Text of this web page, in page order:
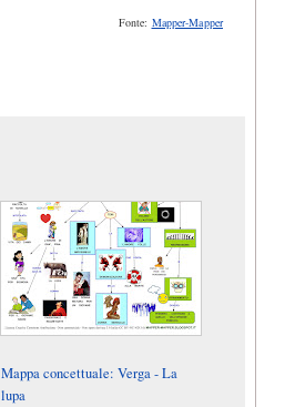
Fonte: Mapper-Mapper
Mappa concettuale: Verga - La
lupa